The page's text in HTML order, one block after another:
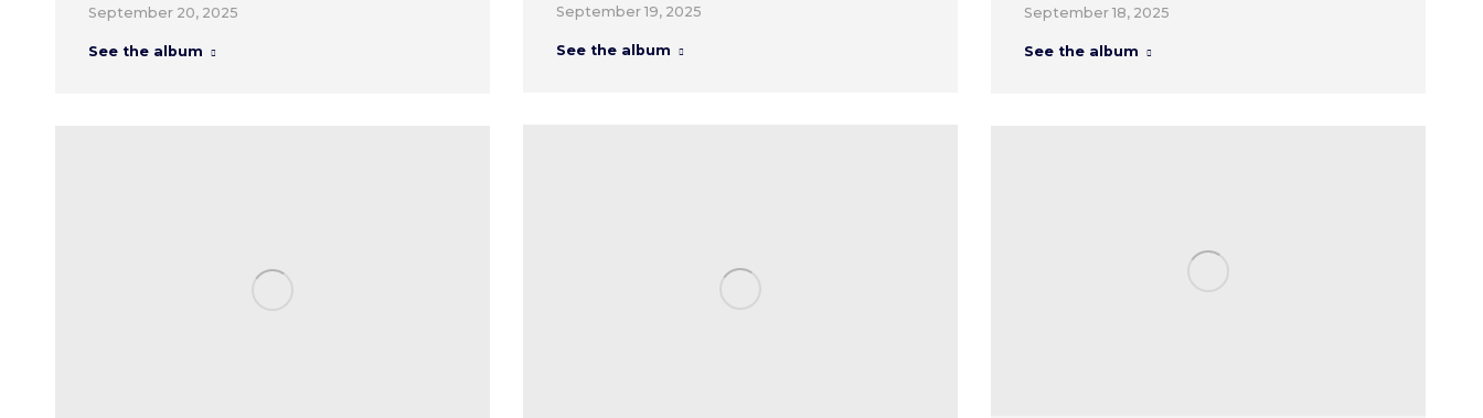
September 20, 2025
See the album
September 19, 2025
See the album
September 18, 2025
See the album